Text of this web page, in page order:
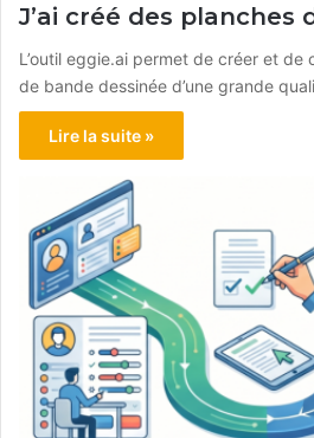
J’ai créé des planches
L’outil eggie.ai permet de créer et de
de bande dessinée d’une grande
Lire la suite »